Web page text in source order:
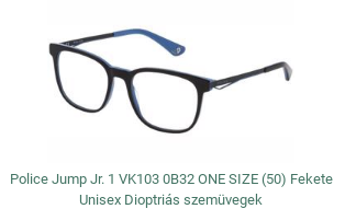
Police Jump Jr. 1 VK103 0B32 ONE SIZE (50) Fekete
Unisex Dioptriás szemüvegek